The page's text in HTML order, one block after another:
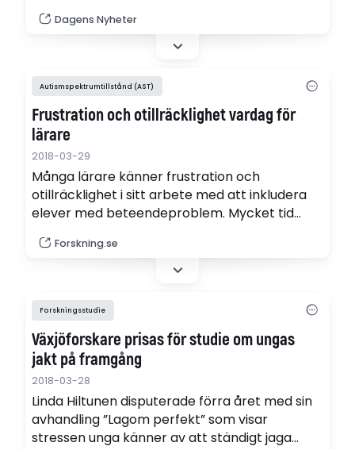
Dagens Nyheter
Autismspektrumtillstånd (AST)
Frustration och otillräcklighet vardag för
lärare
2018-03-29
Många lärare känner frustration och
otillräcklighet i sitt arbete med att inkludera
elever med beteendeproblem. Mycket tid
hur man ska och inte ska bete sig mot andra,
på bekostnad av undervisningen. Resultatet
klasskamrater far illa, visar forskning.
Forskning.se
Forskningsstudie
Växjöforskare prisas för studie om ungas
jakt på framgång
2018-03-28
Linda Hiltunen disputerade förra året med sin
avhandling ”Lagom perfekt” som visar
stressen unga känner av att ständigt jaga